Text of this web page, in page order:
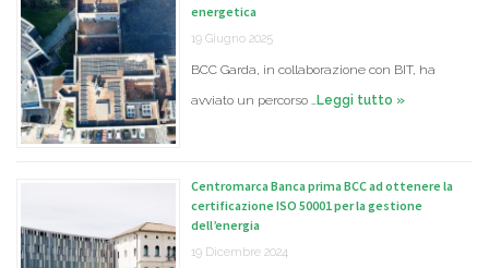
energetica
19 Giugno 2025
BCC Garda, in collaborazione con BIT, ha
avviato un percorso …Leggi tutto »
Centromarca Banca prima BCC ad ottenere la
certificazione ISO 50001 per la gestione
dell’energia
19 Dicembre 2024